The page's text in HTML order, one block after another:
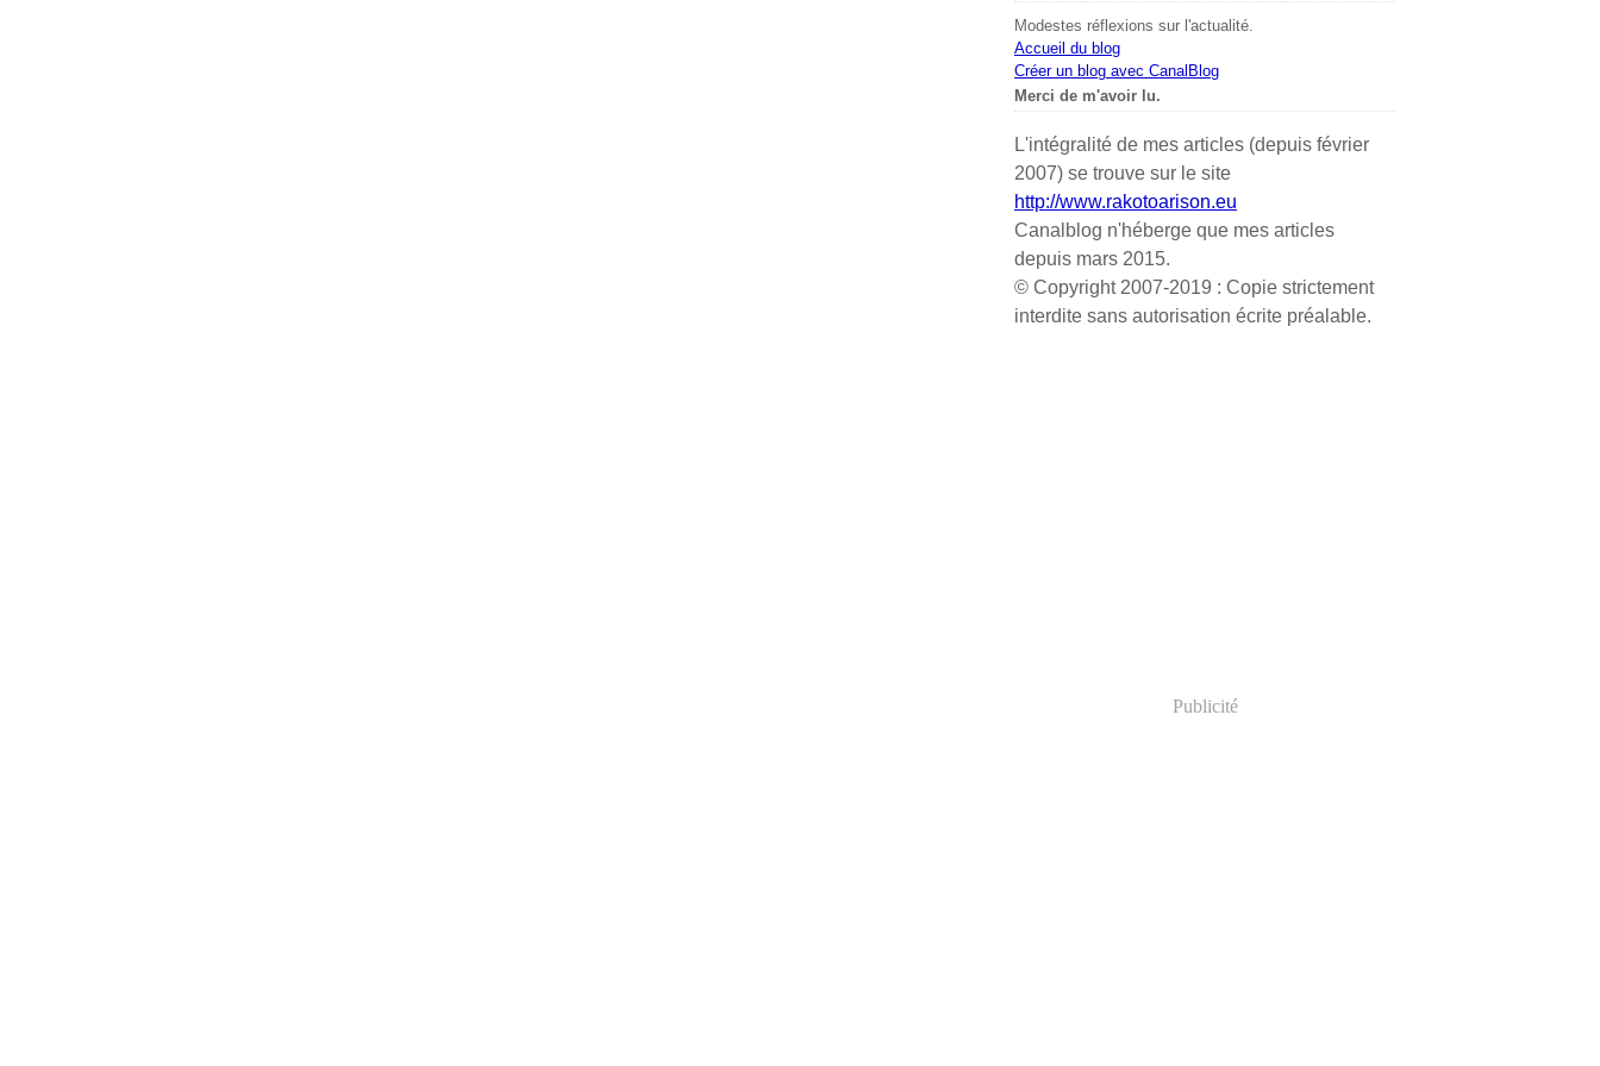
Modestes réflexions sur l'actualité.
Accueil du blog
Créer un blog avec CanalBlog
Merci de m'avoir lu.
L'intégralité de mes articles (depuis février
2007) se trouve sur le site
http://www.rakotoarison.eu
Canalblog n'héberge que mes articles
depuis mars 2015.
© Copyright 2007-2019 : Copie strictement
interdite sans autorisation écrite préalable.
Publicité